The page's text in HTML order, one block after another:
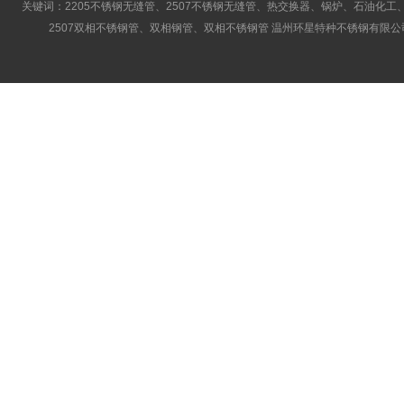
关键词：2205不锈钢无缝管、2507不锈钢无缝管、热交换器、锅炉、石油化
2507双相不锈钢管、双相钢管、双相不锈钢管 温州环星特种不锈钢有限